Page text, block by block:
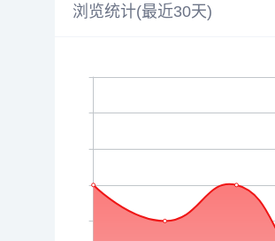
浏览统计(最近30天)